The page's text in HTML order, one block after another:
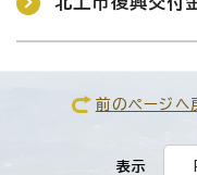
前のページへ
表示